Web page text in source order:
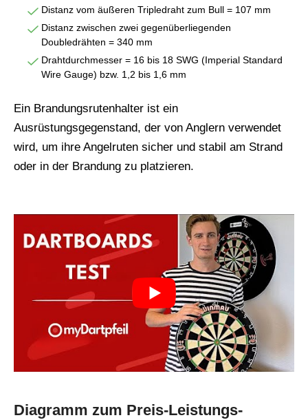
Distanz vom äußeren Tripledraht zum Bull = 107 mm
Distanz zwischen zwei gegenüberliegenden
Doubledrähten = 340 mm
Drahtdurchmesser = 16 bis 18 SWG (Imperial Standard
Wire Gauge) bzw. 1,2 bis 1,6 mm
Ein Brandungsrutenhalter ist ein
Ausrüstungsgegenstand, der von Anglern verwendet
wird, um ihre Angelruten sicher und stabil am Strand
oder in der Brandung zu platzieren.
Diagramm zum Preis-Leistungs-